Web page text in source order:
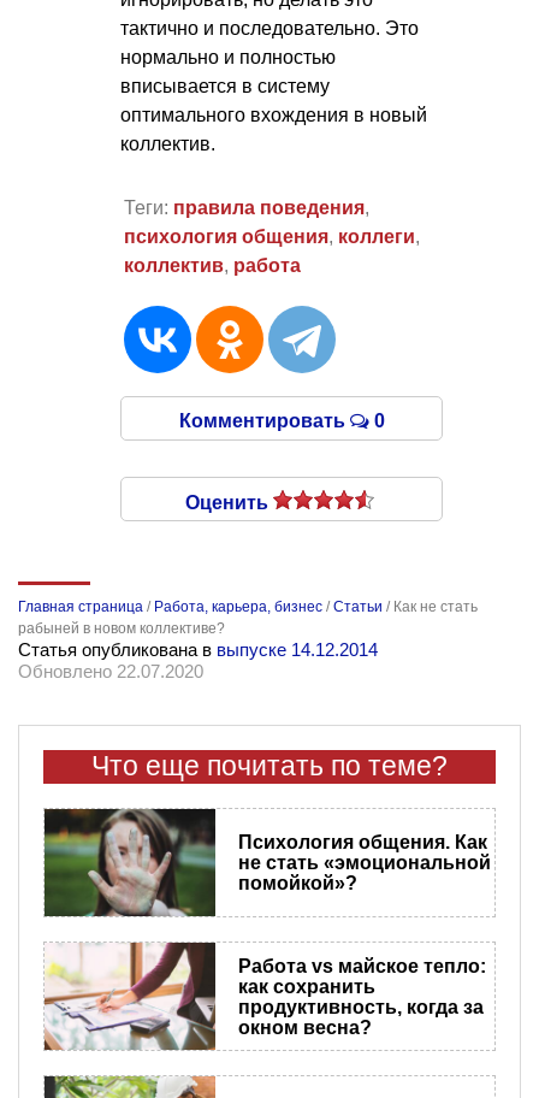
тактично и последовательно. Это
нормально и полностью
вписывается в систему
оптимального вхождения в новый
коллектив.
Теги: правила поведения,
психология общения, коллеги,
коллектив, работа
Комментировать 0
Оценить
Главная страница / Работа, карьера, бизнес /Статьи / Как не стать
рабыней в новом коллективе?
Статья опубликована в выпуске 14.12.2014
Обновлено 22.07.2020
Что еще почитать по теме?
Психология общения. Как
не стать «эмоциональной
помойкой»?
Работа vs майское тепло:
как сохранить
продуктивность, когда за
окном весна?